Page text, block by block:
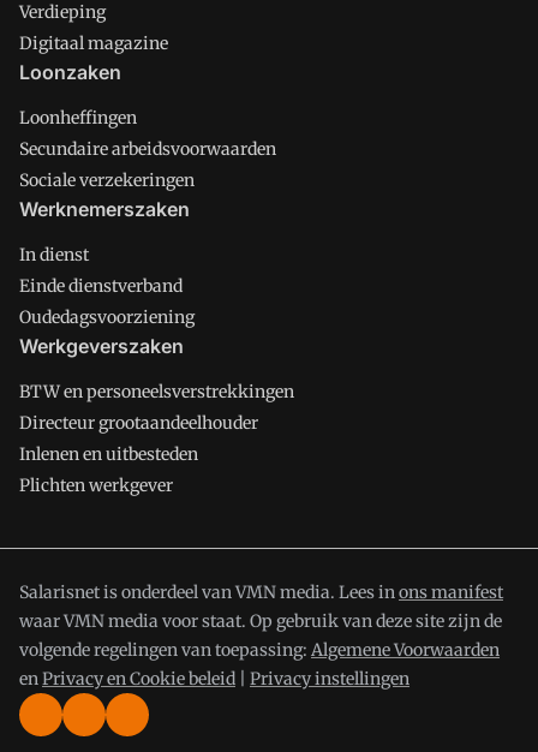
Verdieping
Digitaal magazine
Loonzaken
Loonheffingen
Secundaire arbeidsvoorwaarden
Sociale verzekeringen
Werknemerszaken
In dienst
Einde dienstverband
Oudedagsvoorziening
Werkgeverszaken
BTW en personeelsverstrekkingen
Directeur grootaandeelhouder
Inlenen en uitbesteden
Plichten werkgever
Salarisnet is onderdeel van VMN media. Lees inons manifest
waar VMN media voor staat. Op gebruik van deze site zijn de
volgende regelingen van toepassing: Algemene Voorwaarden
enPrivacy en Cookie beleid Privacy instellingen